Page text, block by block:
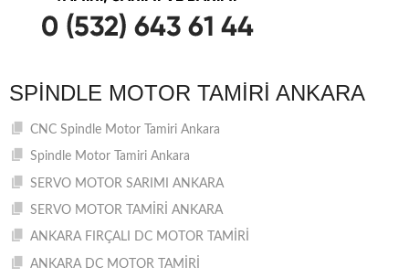
SPINDLE MOTOR TAMIRI ANKARA
CNC Spindle Motor Tamiri Ankara
Spindle Motor Tamiri Ankara
SERVO MOTOR SARIMI ANKARA
SERVO MOTOR TAMİRİ ANKARA
ANKARA FIRÇALI DC MOTOR TAMİRİ
ANKARA DC MOTOR TAMİRİ